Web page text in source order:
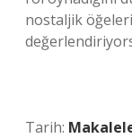
nostaljik
Tarih: